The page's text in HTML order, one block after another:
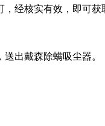
经核实有效，即可获
出戴森除螨吸尘器。